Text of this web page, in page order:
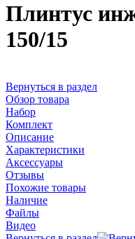
Плинтус
150/15
Вернуться в раздел
Обзор товара
Набор
Комплект
Описание
Характеристики
Аксессуары
Отзывы
Похожие товары
Наличие
Файлы
Видео